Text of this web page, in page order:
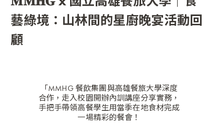
藝綠境：山林間的星廚晚宴活動回
顧
「MMHG 餐飲集團與高雄餐旅大學深度
合作，走入校園開辦內訓講座分享實務，
手把手帶領高餐學生用當季在地食材完成
一場精彩的餐會！